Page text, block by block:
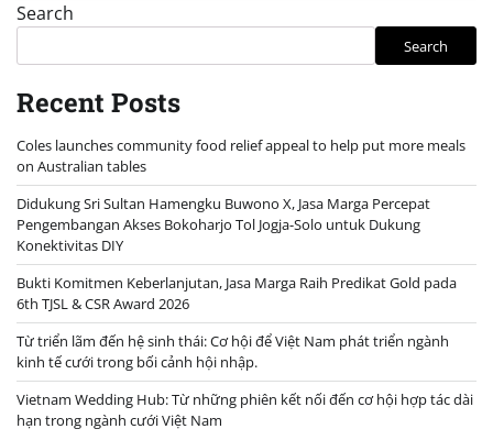
Search
Search
Recent Posts
Coles launches community food relief appeal to help put more meals
on Australian tables
Didukung Sri Sultan Hamengku Buwono X, Jasa Marga Percepat
Pengembangan Akses Bokoharjo Tol Jogja-Solo untuk Dukung
Konektivitas DIY
Bukti Komitmen Keberlanjutan, Jasa Marga Raih Predikat Gold pada
6th TJSL & CSR Award 2026
Từ triển lãm đến hệ sinh thái: Cơ hội để Việt Nam phát triển ngành
kinh tế cưới trong bối cảnh hội nhập.
Vietnam Wedding Hub: Từ những phiên kết nối đến cơ hội hợp tác dài
hạn trong ngành cưới Việt Nam